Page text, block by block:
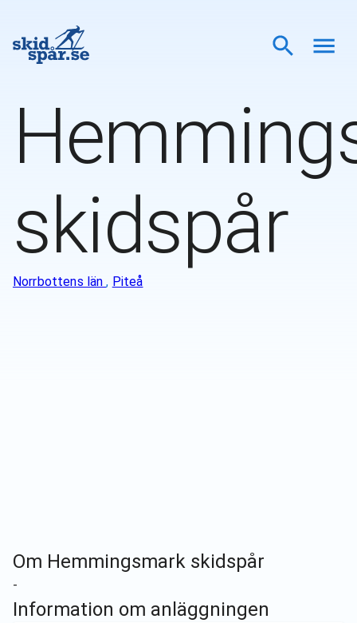
skidspår
Norrbottens län, Piteå
Om Hemmingsmark skidspår
-
Information om anläggningen